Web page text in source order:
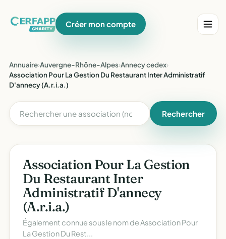
Créer mon compte
Annuaire›Auvergne-Rhône-Alpes›Annecy cedex›
Association Pour La Gestion Du Restaurant Inter Administratif
D'annecy (A.r.i.a.)
Rechercher
Association Pour La Gestion
Du Restaurant Inter
Administratif D'annecy
(A.r.i.a.)
Également connue sous le nom deAssociation Pour
La Gestion Du Rest...